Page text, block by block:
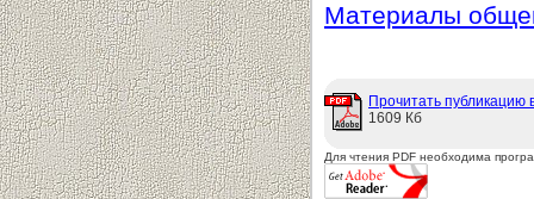
Материалы
Прочитать публикацию
1609 Кб
Для чтения PDF необходима